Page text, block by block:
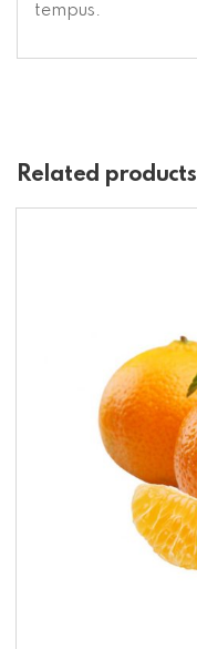
tempus.
Related products